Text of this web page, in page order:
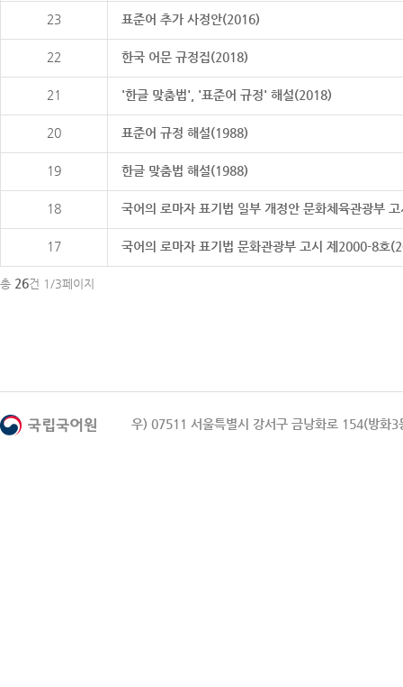
23 표준어 추가 사정안(2016)
22 한국 어문 규정집(2018)
21 '한글 맞춤법', '표준어 규정' 해설(2018)
20 표준어 규정 해설(1988)
19 한글 맞춤법 해설(1988)
18 국어의 로마자 표기법 일부 개정안 문화체육관광부
17 국어의 로마자 표기법 문화관광부 고시 제2000-8호
총 26건 1/3페이지
우) 07511 서울특별시 강서구 금낭화로 154(방화3